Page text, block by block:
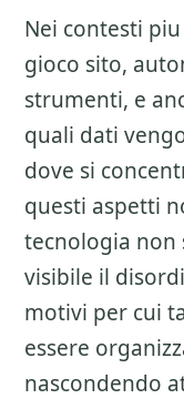
Nei contesti
gioco sito,
strumenti, e
quali dati
dove si
questi aspetti
tecnologia non
visibile il
motivi per cui
essere
nascondendo